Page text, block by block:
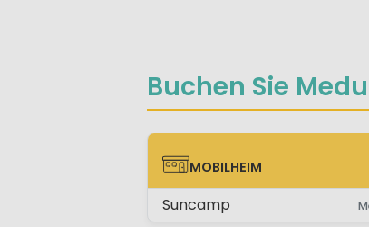
Buchen Sie
MOBILHEIM
MOBILHEIM
Suncamp